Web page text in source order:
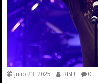
julio 23, 2025 RISE! 0